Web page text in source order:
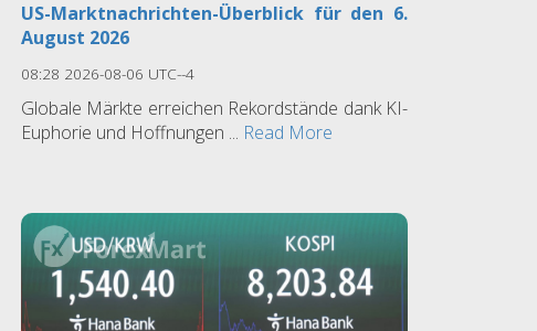
US-Marktnachrichten-Überblick für den 6.
August 2026
08:28 2026-08-06 UTC--4
Globale Märkte erreichen Rekordstände dank KI-
Euphorie und Hoffnungen ... Read More